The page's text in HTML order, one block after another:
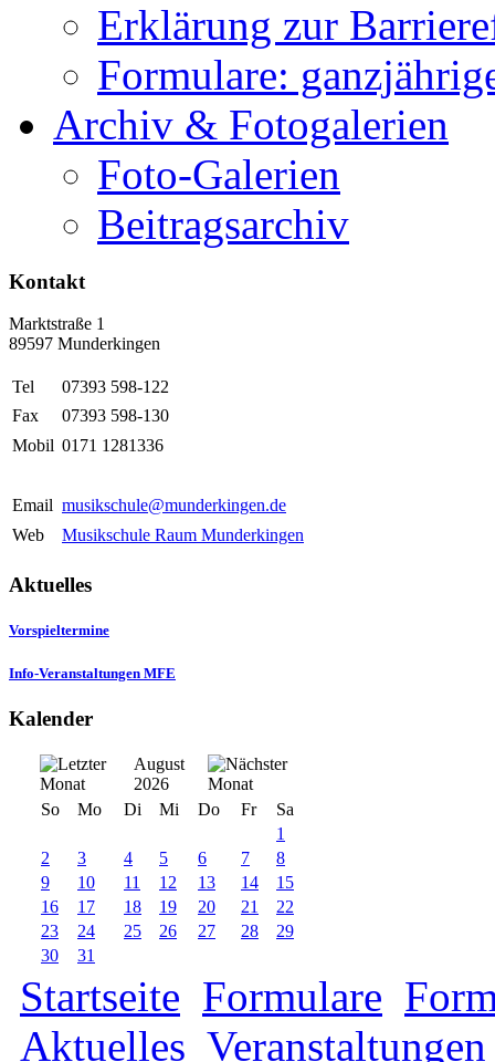
Erklärung zur
Formulare:
Archiv & Fotogalerien
Foto-Galerien
Beitragsarchiv
Kontakt
Marktstraße 1
89597 Munderkingen
Tel
07393 598-122
Fax
07393 598-130
Mobil 0171 1281336
Email musikschule@munderkingen.de
Web
Musikschule Raum Munderkingen
Aktuelles
Vorspieltermine
Info-Veranstaltungen MFE
Kalender
August
2026
So
Mo Di Mi Do Fr
Sa
1
2
3 4 5 6 7
8
9
10 11 12 13 14
15
16
17 18 19 20 21
22
23
24 25 26 27 28
29
30
31
Startseite Formulare
Aktuelles Veranstaltungen